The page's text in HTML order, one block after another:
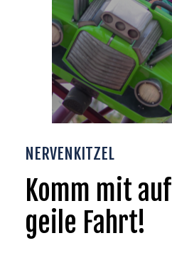
NERVENKITZEL
Komm mit auf
geile Fahrt!